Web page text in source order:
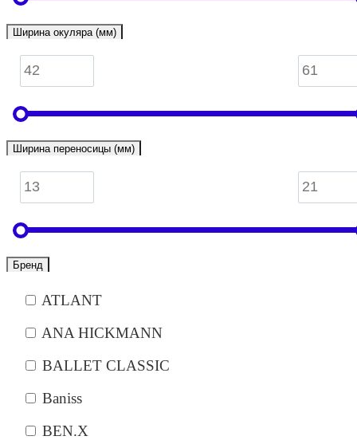
Ширина окуляра (мм)
Ширина переносицы (мм)
Бренд
ATLANT
ANA HICKMANN
BALLET CLASSIC
Baniss
BEN.X